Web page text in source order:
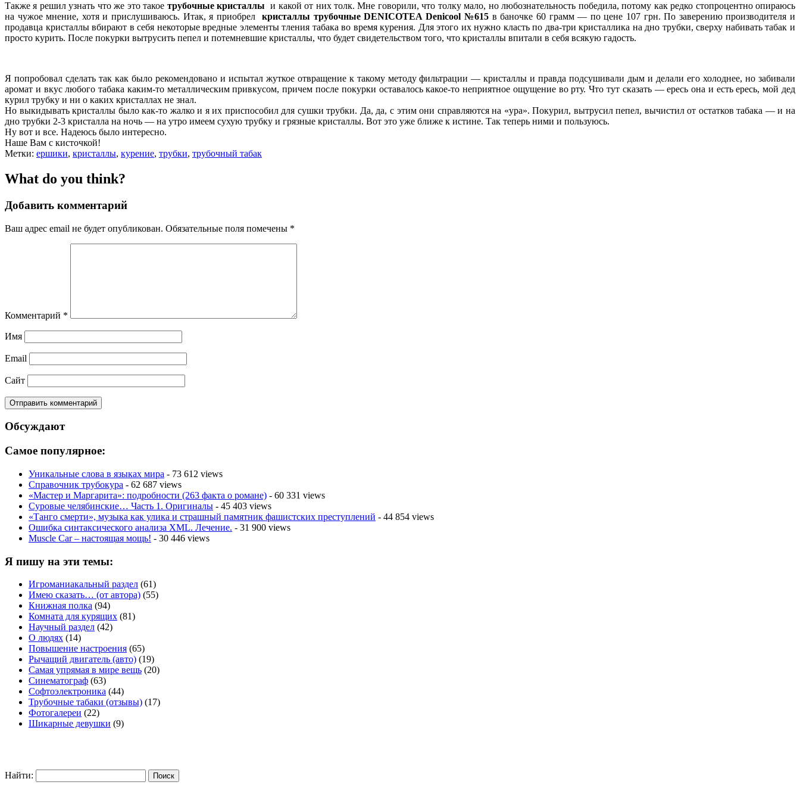
Также я решил узнать что же это такое трубочные кристаллы и какой от них толк. Мне говорили, что толку мало, но любознательность победила, потому как редко стопроцентно опираюсь
на чужое мнение, хотя и прислушиваюсь. Итак, я приобрелкристаллы трубочные DENICOTEA Denicool №615 в баночке 60 грамм — по цене 107 грн. По заверению производителя и
продавца кристаллы вбирают в себя некоторые вредные элементы тления табака во время курения. Для этого их нужно класть по два-три кристаллика на дно трубки, сверху набивать табак и
просто курить. После покурки вытрусить пепел и потемневшие кристаллы, что будет свидетельством того, что кристаллы впитали в себя всякую гадость.
Я попробовал сделать так как было рекомендовано и испытал жуткое отвращение к такому методу фильтрации — кристаллы и правда подсушивали дым и делали его холоднее, но забивали
аромат и вкус любого табака каким-то металлическим привкусом, причем после покурки оставалось какое-то неприятное ощущение во рту. Что тут сказать — ересь она и есть ересь, мой дед
курил трубку и ни о каких кристаллах не знал.
Но выкидывать кристаллы было как-то жалко и я их приспособил для сушки трубки. Да, да, с этим они справляются на «ура». Покурил, вытрусил пепел, вычистил от остатков табака — и на
дно трубки 2-3 кристалла на ночь — на утро имеем сухую трубку и грязные кристаллы. Вот это уже ближе к истине. Так теперь ними и пользуюсь.
Ну вот и все. Надеюсь было интересно.
Наше Вам с кисточкой!
Метки: ершики, кристаллы, курение, трубки, трубочный табак
What do you think?
Добавить комментарий
Ваш адрес email не будет опубликован. Обязательные поля помечены *
Комментарий *
Имя
Email
Сайт
Обсуждают
Самое популярное:
Уникальные слова в языках мира - 73 612 views
Справочник трубокура - 62 687 views
«Мастер и Маргарита»: подробности (263 факта о романе) - 60 331 views
Суровые челябинские… Часть 1. Оригиналы - 45 403 views
«Танго смерти», музыка как улика и страшный памятник фашистских преступлений - 44 854 views
Ошибка синтаксического анализа XML. Лечение. - 31 900 views
Muscle Car – настоящая мощь! - 30 446 views
Я пишу на эти темы:
Игроманиакальный раздел (61)
Имею сказать… (от автора) (55)
Книжная полка (94)
Комната для курящих (81)
Научный раздел (42)
О людях (14)
Повышение настроения (65)
Рычащий двигатель (авто) (19)
Самая упрямая в мире вещь (20)
Синематограф (63)
Софтоэлектроника (44)
Трубочные табаки (отзывы) (17)
Фотогалереи (22)
Шикарные девушки (9)
Найти: